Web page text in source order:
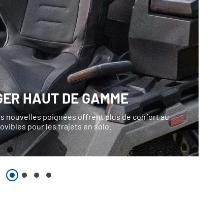
HAUT DE GAMME
nouvelles poignées offrent plus de confort au
pour les trajets en solo.